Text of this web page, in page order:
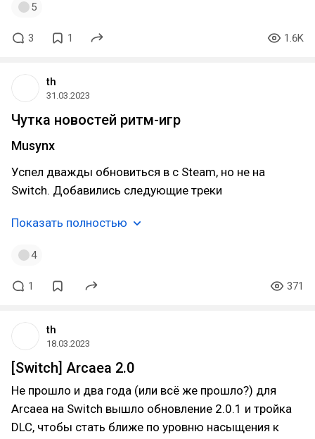
5
3 1 1.6K
th
31.03.2023
Чутка новостей ритм-игр
Musynx
Успел дважды обновиться в с Steam, но не на
Switch. Добавились следующие треки
Показать полностью
4
1 371
th
18.03.2023
[Switch] Arcaea 2.0
Не прошло и два года (или всё же прошло?) для
Arcaea на Switch вышло обновление 2.0.1 и тройка
DLC, чтобы стать ближе по уровню насыщения к